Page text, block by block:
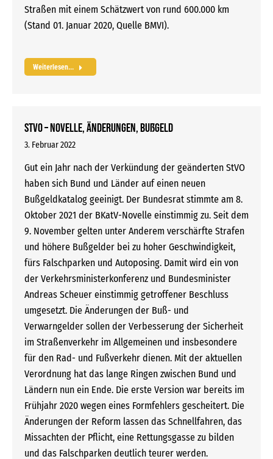
Straßen mit einem Schätzwert von rund 600.000 km
(Stand 01. Januar 2020, Quelle BMVI).
Weiterlesen...
StVO – Novelle, Änderungen, Bußgeld
3. Februar 2022
Gut ein Jahr nach der Verkündung der geänderten StVO
haben sich Bund und Länder auf einen neuen
Bußgeldkatalog geeinigt. Der Bundesrat stimmte am 8.
Oktober 2021 der BKatV-Novelle einstimmig zu. Seit dem
9. November gelten unter Anderem verschärfte Strafen
und höhere Bußgelder bei zu hoher Geschwindigkeit,
fürs Falschparken und Autoposing. Damit wird ein von
der Verkehrsministerkonferenz und Bundes­minister
Andreas Scheuer einstimmig getroffener Beschluss
umgesetzt. Die Änderungen der Buß- und
Verwarngelder sollen der Verbesserung der Sicherheit
im Straßenverkehr im Allgemeinen und insbesondere
für den Rad- und Fußverkehr dienen. Mit der aktuellen
Verordnung hat das lange Ringen zwischen Bund und
Ländern nun ein Ende. Die erste Version war bereits im
Frühjahr 2020 wegen eines Formfehlers gescheitert. Die
Änderungen der Reform lassen das Schnellfahren, das
Missachten der Pflicht, eine Rettungsgasse zu bilden
und das Falschparken deutlich teurer werden.